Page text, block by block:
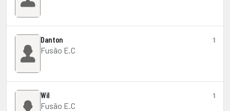
Danton
Fusão E.C
1
Wil
Fusão E.C
1